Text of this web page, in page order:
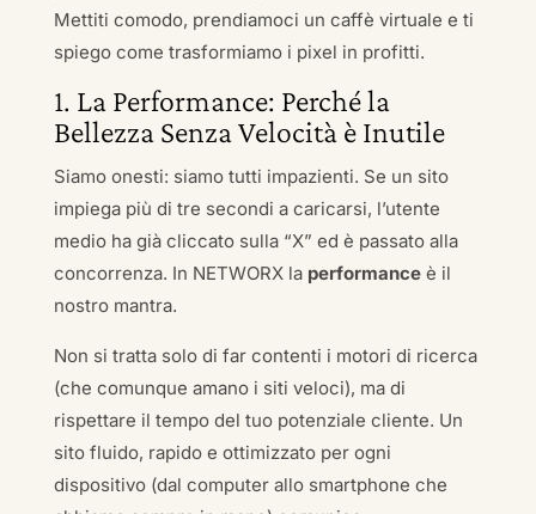
Mettiti comodo, prendiamoci un caffè virtuale e ti
spiego come trasformiamo i pixel in profitti.
1. La Performance: Perché la
Bellezza Senza Velocità è Inutile
Siamo onesti: siamo tutti impazienti. Se un sito
impiega più di tre secondi a caricarsi, l’utente
medio ha già cliccato sulla “X” ed è passato alla
concorrenza. In NETWORX la performanceè il
nostro mantra.
Non si tratta solo di far contenti i motori di ricerca
(che comunque amano i siti veloci), ma di
rispettare il tempo del tuo potenziale cliente. Un
sito fluido, rapido e ottimizzato per ogni
dispositivo (dal computer allo smartphone che